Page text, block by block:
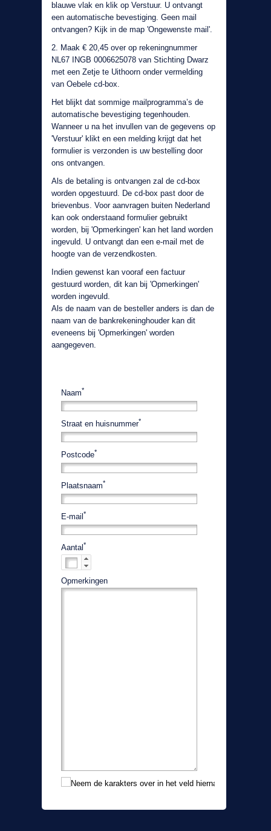
blauwe vlak en klik op Verstuur. U ontvangt
een automatische bevestiging. Geen mail
ontvangen? Kijk in de map 'Ongewenste mail'.
2. Maak € 20,45 over op rekeningnummer
NL67 INGB 0006625078 van Stichting Dwarz
met een Zetje te Uithoorn onder vermelding
van Oebele cd-box.
Het blijkt dat sommige mailprogramma’s de
automatische bevestiging tegenhouden.
Wanneer u na het invullen van de gegevens op
'Verstuur' klikt en een melding krijgt dat het
formulier is verzonden is uw bestelling door
ons ontvangen.
Als de betaling is ontvangen zal de cd-box
worden opgestuurd. De cd-box past door de
brievenbus. Voor aanvragen buiten Nederland
kan ook onderstaand formulier gebruikt
worden, bij 'Opmerkingen' kan het land worden
ingevuld. U ontvangt dan een e-mail met de
hoogte van de verzendkosten.
Indien gewenst kan vooraf een factuur
gestuurd worden, dit kan bij 'Opmerkingen'
worden ingevuld.
Als de naam van de besteller anders is dan de
naam van de bankrekeninghouder kan dit
eveneens bij 'Opmerkingen' worden
aangegeven.
Naam*
Straat en huisnummer*
Postcode*
Plaatsnaam*
E-mail *
Aantal*
Opmerkingen